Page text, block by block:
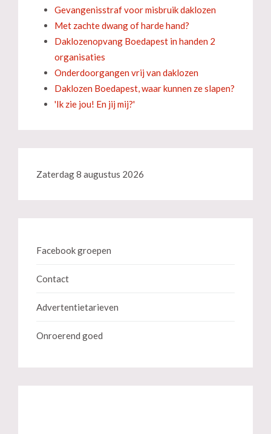
Gevangenisstraf voor misbruik daklozen
Met zachte dwang of harde hand?
Daklozenopvang Boedapest in handen 2
organisaties
Onderdoorgangen vrij van daklozen
Daklozen Boedapest, waar kunnen ze slapen?
'Ik zie jou! En jij mij?'
Zaterdag 8 augustus 2026
Facebook groepen
Contact
Advertentietarieven
Onroerend goed